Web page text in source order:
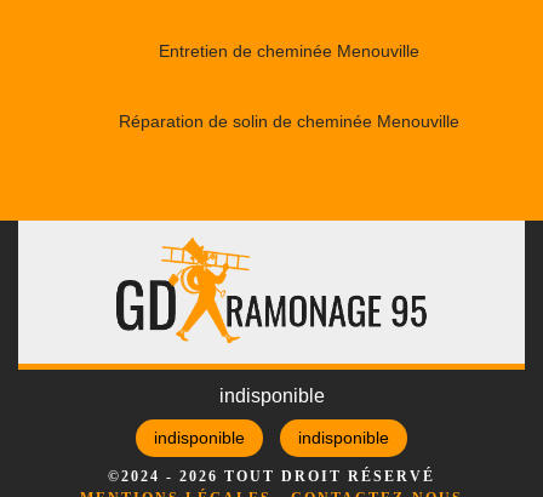
Entretien de cheminée Menouville
Réparation de solin de cheminée Menouville
indisponible
indisponible indisponible
©2024 - 2026 TOUT DROIT RÉSERVÉ